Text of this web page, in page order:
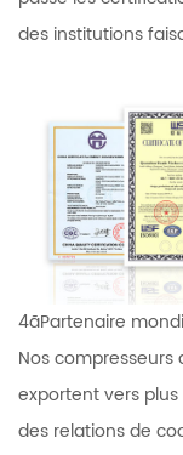
des institutions
4ãPartenaire
Nos
exportent vers
des relations de